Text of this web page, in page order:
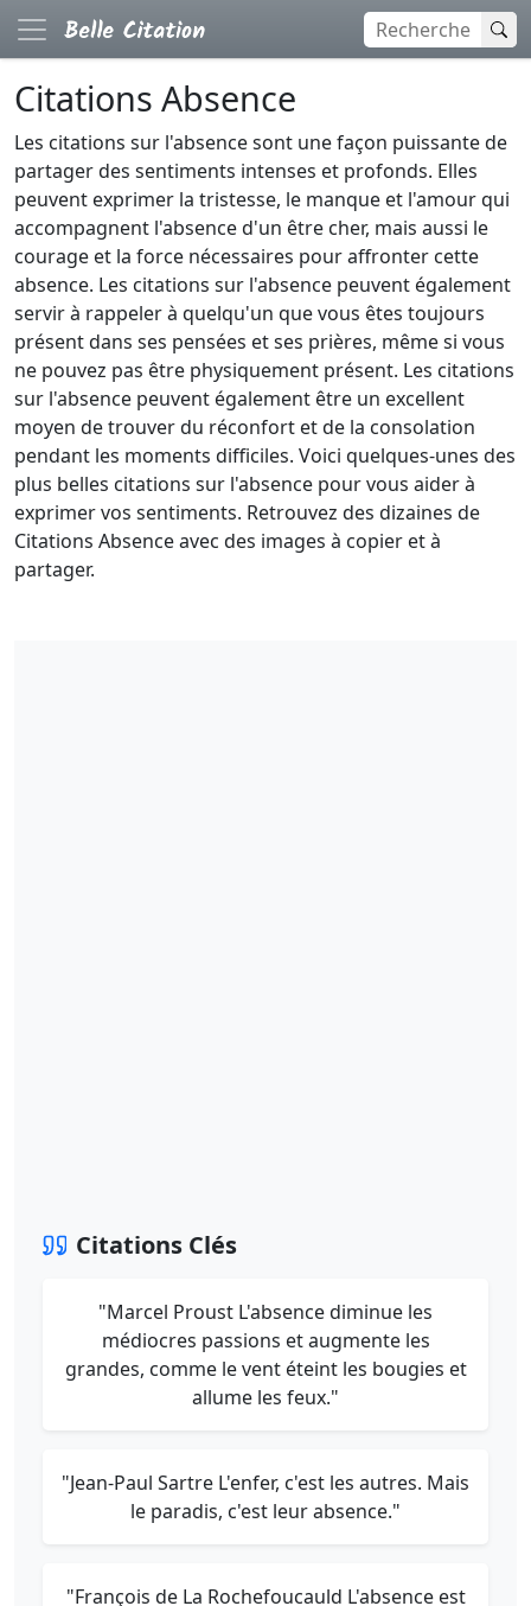
Citations Absence
Les citations sur l'absence sont une façon puissante de
partager des sentiments intenses et profonds. Elles
peuvent exprimer la tristesse, le manque et l'amour qui
accompagnent l'absence d'un être cher, mais aussi le
courage et la force nécessaires pour affronter cette
absence. Les citations sur l'absence peuvent également
servir à rappeler à quelqu'un que vous êtes toujours
présent dans ses pensées et ses prières, même si vous
ne pouvez pas être physiquement présent. Les citations
sur l'absence peuvent également être un excellent
moyen de trouver du réconfort et de la consolation
pendant les moments difficiles. Voici quelques-unes des
plus belles citations sur l'absence pour vous aider à
exprimer vos sentiments. Retrouvez des dizaines de
Citations Absence avec des images à copier et à
partager.
Citations Clés
"Marcel Proust L'absence diminue les
médiocres passions et augmente les
grandes, comme le vent éteint les bougies et
allume les feux."
"Jean-Paul Sartre L'enfer, c'est les autres. Mais
le paradis, c'est leur absence."
"François de La Rochefoucauld L'absence est